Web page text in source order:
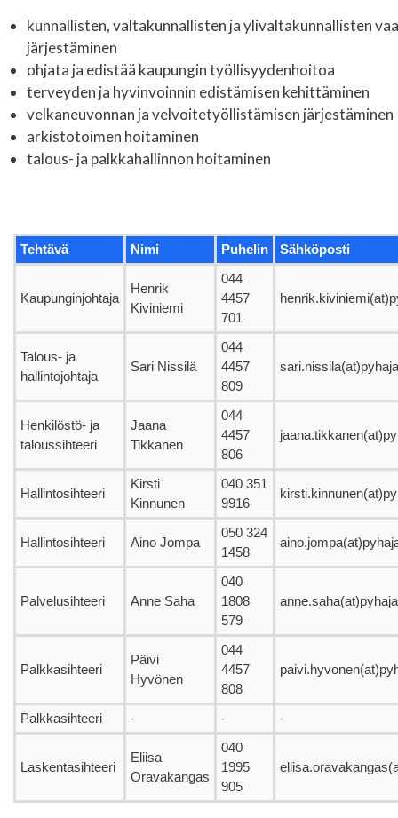
kunnallisten, valtakunnallisten ja ylivaltakunnallisten
järjestäminen
ohjata ja edistää kaupungin työllisyydenhoitoa
terveyden ja hyvinvoinnin edistämisen kehittäminen
velkaneuvonnan ja velvoitetyöllistämisen järjestäminen
arkistotoimen hoitaminen
talous- ja palkkahallinnon hoitaminen
Tehtävä Nimi Puhelin Sähköposti
Kaupunginjohtaja
Henrik
Kiviniemi
044
4457
701
Talous- ja
hallintojohtaja
Sari Nissilä
044
4457
809
Henkilöstö- ja
taloussihteeri
Jaana
Tikkanen
044
4457
806
Hallintosihteeri
Kirsti
Kinnunen
040 351
9916
Hallintosihteeri Aino Jompa
050 324
1458
Palvelusihteeri Anne Saha
040
1808
579
Palkkasihteeri
Päivi
Hyvönen
044
4457
808
Palkkasihteeri - - -
Laskentasihteeri
Eliisa
Oravakangas
040
1995
905